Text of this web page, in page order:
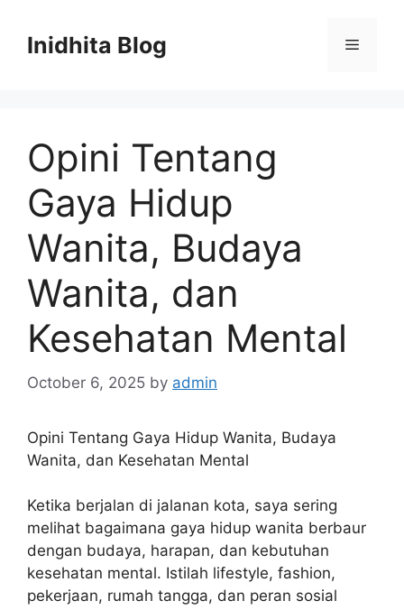
contentInidhita Blog Menu
Opini Tentang
Gaya Hidup
Wanita, Budaya
Wanita, dan
Kesehatan Mental
October 6, 2025 by admin
Opini Tentang Gaya Hidup Wanita, Budaya
Wanita, dan Kesehatan Mental
Ketika berjalan di jalanan kota, saya sering
melihat bagaimana gaya hidup wanita berbaur
dengan budaya, harapan, dan kebutuhan
kesehatan mental. Istilah lifestyle, fashion,
pekerjaan, rumah tangga, dan peran sosial